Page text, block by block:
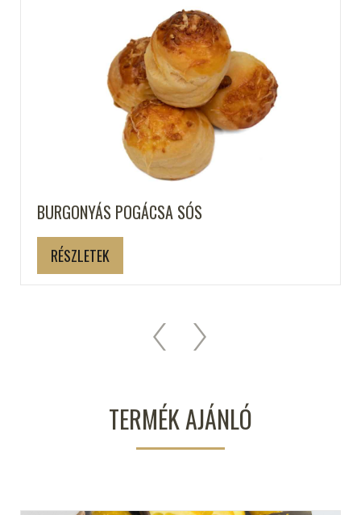
BURGONYÁS POGÁCSA SÓS
RÉSZLETEK
TERMÉK AJÁNLÓ